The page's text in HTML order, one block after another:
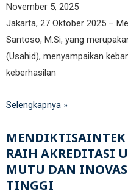
November 5, 2025
Jakarta, 27 Oktober 2025 –
Santoso, M.Si, yang
(Usahid), menyampaikan
keberhasilan
Selengkapnya »
MENDIKTISAINTEK
RAIH AKREDITASI
MUTU DAN
TINGGI